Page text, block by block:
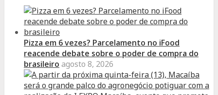
Pizza em 6 vezes? Parcelamento no iFood
reacende debate sobre o poder de compra do
brasileiro agosto 8, 2026